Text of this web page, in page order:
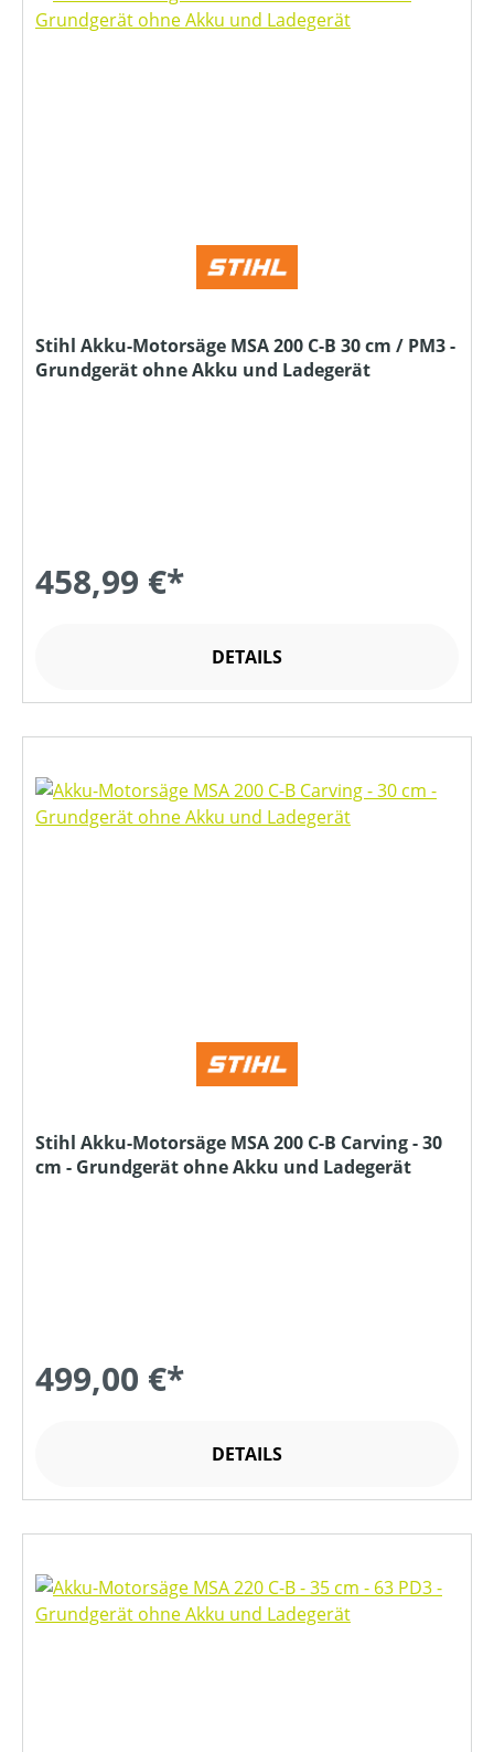
Stihl Akku-Motorsäge MSA 200 C-B 30 cm / PM3 -
Grundgerät ohne Akku und Ladegerät
458,99 €*
DETAILS
Stihl Akku-Motorsäge MSA 200 C-B Carving - 30
cm - Grundgerät ohne Akku und Ladegerät
499,00 €*
DETAILS